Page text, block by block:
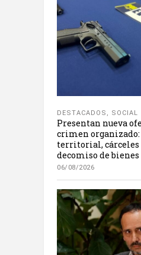
DESTACADOS , SOCIAL
Presentan nueva
crimen
territorial, cárceles
decomiso de bienes
06/08/2026